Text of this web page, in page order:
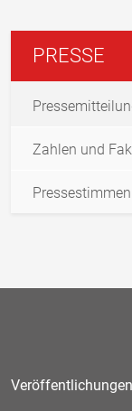
PRESSE
Zahlen und
Pressestimmen
Veröffentlichungen